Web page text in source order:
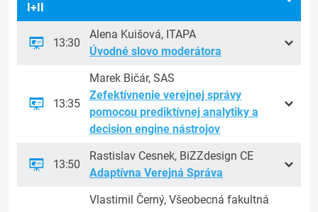
I+II
13:30
Alena Kuišová, ITAPA
Úvodné slovo moderátora
13:35
Marek Bičár, SAS
Zefektívnenie verejnej správy
pomocou prediktívnej analytiky a
decision engine nástrojov
13:50
Rastislav Cesnek, BiZZdesign CE
Adaptívna Verejná Správa
Vlastimil Černý, Všeobecná fakultná